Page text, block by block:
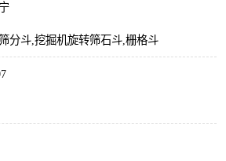
分斗,挖掘机旋转筛石斗,栅格斗